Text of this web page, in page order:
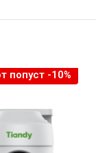
попуст -10%